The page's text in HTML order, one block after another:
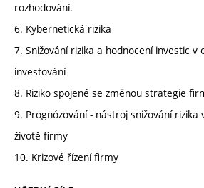
rozhodování.
6. Kybernetická rizika
7. Snižování rizika a hodnocení investic
investování
8. Riziko spojené se změnou strategie
9. Prognózování - nástroj snižování rizika
životě firmy
10. Krizové řízení firmy